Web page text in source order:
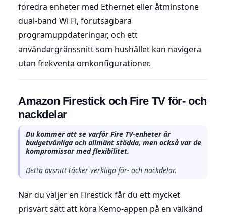
föredra enheter med Ethernet eller åtminstone
dual-band Wi Fi, förutsägbara
programuppdateringar, och ett
användargränssnitt som hushållet kan navigera
utan frekventa omkonfigurationer.
Amazon Firestick och Fire TV för- och
nackdelar
Du kommer att se varför Fire TV-enheter är
budgetvänliga och allmänt stödda, men också var de
kompromissar med flexibilitet.
Detta avsnitt täcker verkliga för- och nackdelar.
När du väljer en Firestick får du ett mycket
prisvärt sätt att köra Kemo-appen på en välkänd